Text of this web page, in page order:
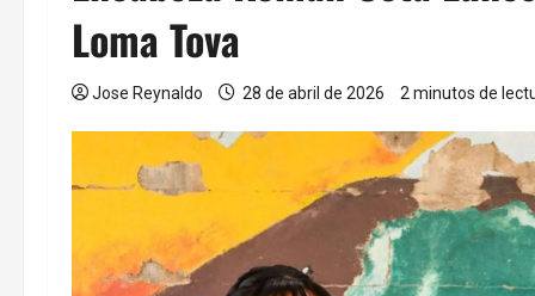
Loma Tova
Jose Reynaldo 28 de abril de 2026 2 minutos de